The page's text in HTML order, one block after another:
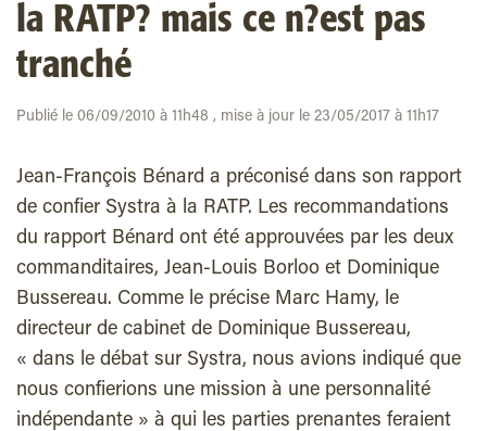
la RATP? mais ce n?est pas
tranché
Publié le 06/09/2010 à 11h48 , mise à jour le 23/05/2017 à 11h17
Jean-François Bénard a préconisé dans son rapport
de confier Systra à la RATP. Les recommandations
du rapport Bénard ont été approuvées par les deux
commanditaires, Jean-Louis Borloo et Dominique
Bussereau. Comme le précise Marc Hamy, le
directeur de cabinet de Dominique Bussereau,
« dans le débat sur Systra, nous avions indiqué que
nous confierions une mission à une personnalité
indépendante » à qui les parties prenantes feraient